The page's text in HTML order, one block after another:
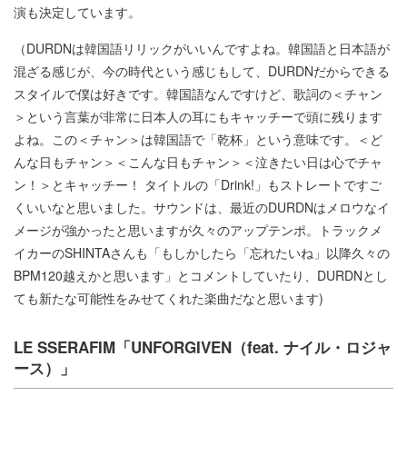
演も決定しています。
（DURDNは韓国語リリックがいいんですよね。韓国語と日本語が
混ざる感じが、今の時代という感じもして、DURDNだからできる
スタイルで僕は好きです。韓国語なんですけど、歌詞の＜チャン
＞という言葉が非常に日本人の耳にもキャッチーで頭に残ります
よね。この＜チャン＞は韓国語で「乾杯」という意味です。＜ど
んな日もチャン＞＜こんな日もチャン＞＜泣きたい日は心でチャ
ン！＞とキャッチー！ タイトルの「Drink!」もストレートですご
くいいなと思いました。サウンドは、最近のDURDNはメロウなイ
メージが強かったと思いますが久々のアップテンポ。トラックメ
イカーのSHINTAさんも「もしかしたら「忘れたいね」以降久々の
BPM120越えかと思います」とコメントしていたり、DURDNとし
ても新たな可能性をみせてくれた楽曲だなと思います)
LE SSERAFIM「UNFORGIVEN（feat. ナイル・ロジャ
ース）」